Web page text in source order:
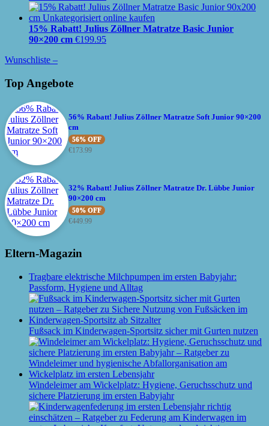
15% Rabatt! Julius Zöllner Matratze Basic Junior
90×200 cm €199.95
Wunschliste –
Top Angebote
56% Rabatt! Julius Zöllner Matratze Soft Junior 90×200
cm
56% OFF
€173.99
32% Rabatt! Julius Zöllner Matratze Dr. Lübbe Junior
90×200 cm
50% OFF
€449.99
Eltern-Magazin
Tragbare elektrische Milchpumpen im ersten Babyjahr:
Passform, Hygiene und Alltag
Fußsack im Kinderwagen-Sportsitz sicher mit Gurten nutzen
Windeleimer am Wickelplatz: Hygiene, Geruchsschutz und
sichere Platzierung im ersten Babyjahr